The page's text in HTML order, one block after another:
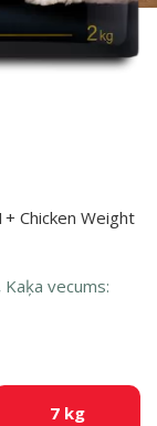
Chicken Weight
Kaķa vecums:
7 kg